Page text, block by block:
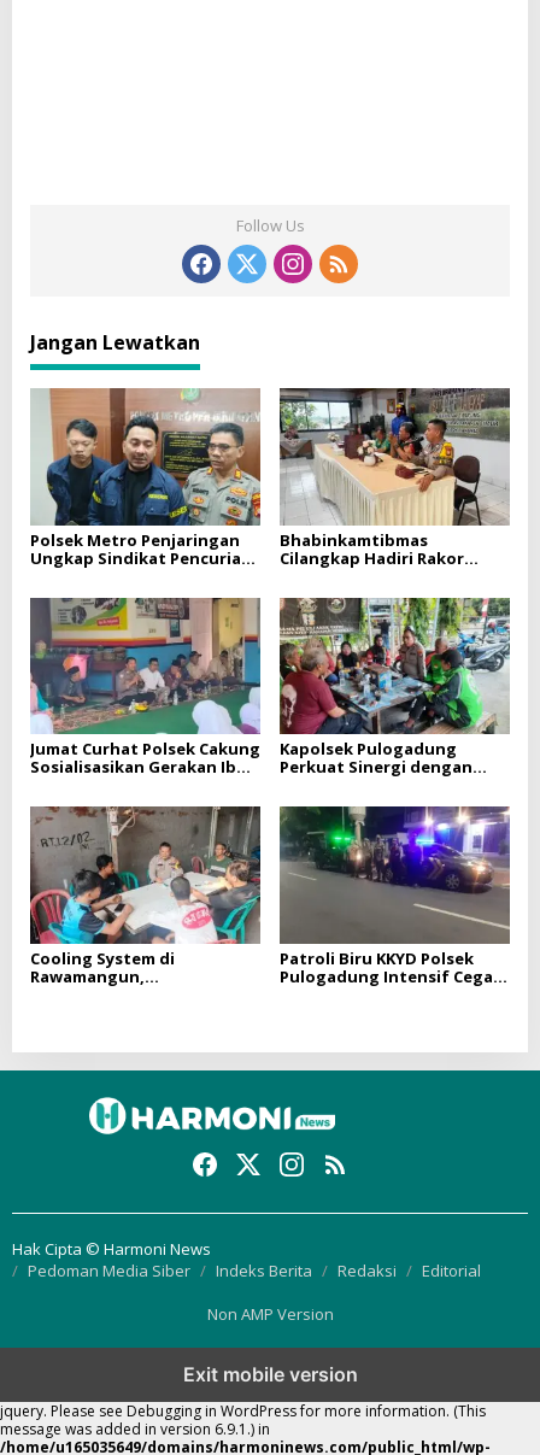
Follow Us
Jangan Lewatkan
Polsek Metro Penjaringan
Ungkap Sindikat Pencurian
Orang Ditangkap
Bhabinkamtibmas
Cilangkap Hadiri Rakor
Sinergi Jaga Kamtibmas di
Cipayung
Jumat Curhat Polsek Cakung
Sosialisasikan Gerakan Ibu
Cegah Tawuran dan Hoaks
Kapolsek Pulogadung
Perkuat Sinergi dengan
Bersama Jaga Kamtibmas di
Jakarta Timur
Cooling System di
Rawamangun,
Gangguan Kamtibmas
Patroli Biru KKYD Polsek
Pulogadung Intensif Cegah
Hak Cipta © Harmoni News
Pedoman Media Siber
Indeks Berita Redaksi
Editorial
Non AMP Version
Exit mobile version
: Function WP_Scripts::add was calledincorrectly
jquery. Please see Debugging in WordPressfor more information. (This
message was added in version 6.9.1.) in
/home/u165035649/domains/harmoninews.com/public_html/wp-